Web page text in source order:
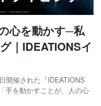
心を動かす─私
｜IDEATIONSイ
開催された『IDEATIONS
手を動かすことが、人の心